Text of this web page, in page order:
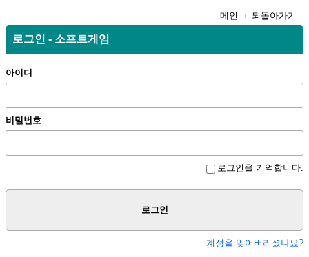
메인 되돌아가기
로그인 - 소프트게임
아이디
비밀번호
로그인을 기억합니다.
로그인
계정을 잊어버리셨나요?